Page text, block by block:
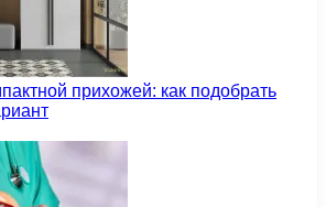
прихожей: как подобрать